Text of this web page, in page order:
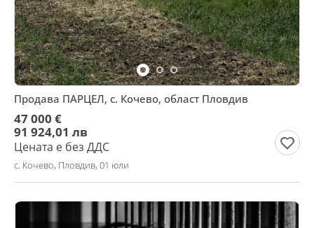
Продава ПАРЦЕЛ, с. Кочево, област Пловдив
47 000 €
91 924,01 лв
Цената е без ДДС
с. Кочево, Пловдив, 01 юли